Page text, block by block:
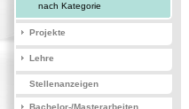
nach Kategorie
Projekte
Lehre
Stellenanzeigen
Bachelor-/Masterarbeiten